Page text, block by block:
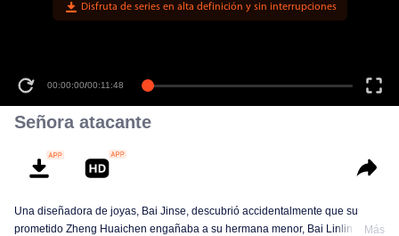
Disfruta de series en alta definición y sin interrupciones
00:00:00/00:11:48
Señora atacante
Una diseñadora de joyas, Bai Jinse, descubrió accidentalmente que su
prometido Zheng Huaichen engañaba a su hermana menor, Bai Linlin.
Más